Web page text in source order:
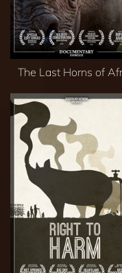
The Last Horns of